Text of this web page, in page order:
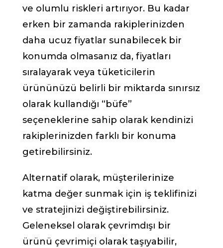
ve olumlu riskleri artırıyor. Bu kadar
erken bir zamanda rakiplerinizden
daha ucuz fiyatlar sunabilecek bir
konumda olmasanız da, fiyatları
sıralayarak veya tüketicilerin
ürününüzü belirli bir miktarda sınırsız
olarak kullandığı “büfe”
seçeneklerine sahip olarak kendinizi
rakiplerinizden farklı bir konuma
getirebilirsiniz.
Alternatif olarak, müşterilerinize
katma değer sunmak için iş teklifinizi
ve stratejinizi değiştirebilirsiniz.
Geleneksel olarak çevrimdışı bir
ürünü çevrimiçi olarak taşıyabilir,